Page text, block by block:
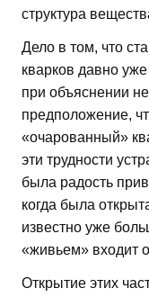
структура
Дело в том, что
кварков давно
при объяснении
предположение,
«очарованный»
эти трудности
была радость
когда была
известно уже
«живьем» входит
Открытие этих